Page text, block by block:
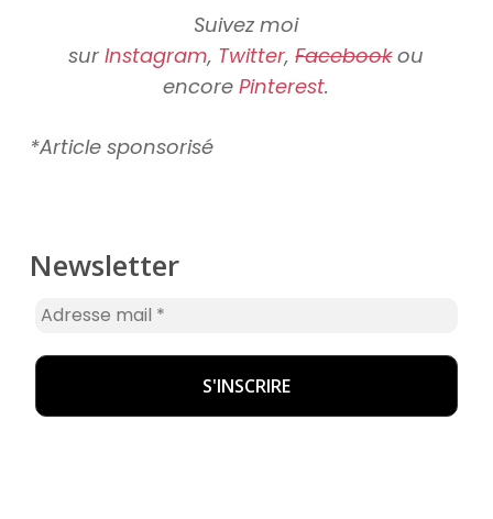
Suivez moi
surInstagram, Twitter,Facebookou
encorePinterest.
*Article sponsorisé
Newsletter